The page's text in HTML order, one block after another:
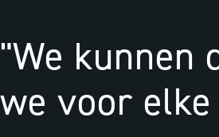
"We kunnen
we voor